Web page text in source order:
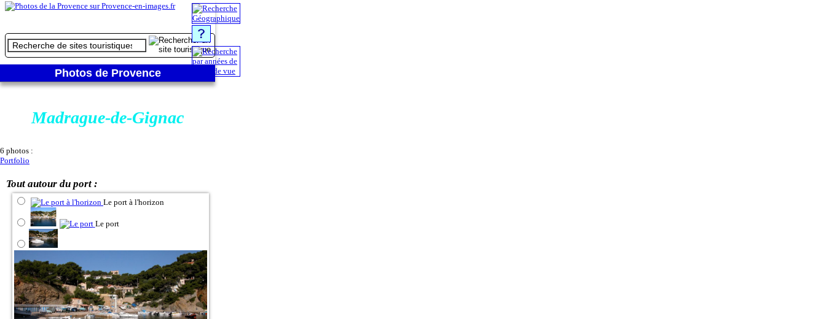
Photos de Provence
Madrague-de-Gignac
6 photos :
Portfolio
Tout autour du port :
Le port à l'horizon
Le port